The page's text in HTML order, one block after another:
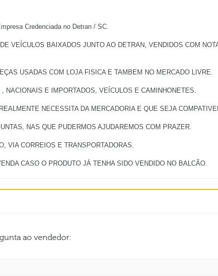
Credenciada no Detran / SC.
VEÍCULOS BAIXADOS JUNTO AO DETRAN, VENDIDOS COM
USADAS COM LOJA FISICA E TAMBEM NO MERCADO LIVRE.
E IMPORTADOS, VEÍCULOS E CAMINHONETES.
NECESSITA DA MERCADORIA E QUE SEJA
NAS QUE PUDERMOS AJUDAREMOS COM PRAZER.
VIA CORREIOS E TRANSPORTADORAS.
ao vendedor: